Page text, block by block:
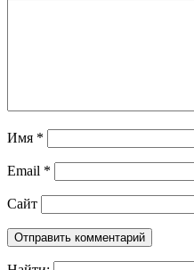
Имя *
Email *
Сайт